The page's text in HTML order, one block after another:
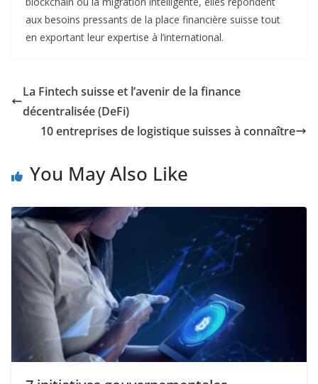
aux besoins pressants de la place financière suisse tout
en exportant leur expertise à l’international.
La Fintech suisse et l’avenir de la finance
décentralisée (DeFi)
10 entreprises de logistique suisses à connaître
You May Also Like